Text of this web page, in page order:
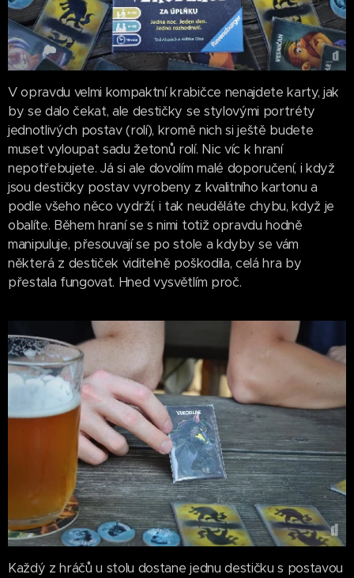
V opravdu velmi kompaktní krabičce nenajdete karty, jak
by se dalo čekat, ale destičky se stylovými portréty
jednotlivých postav (rolí), kromě nich si ještě budete
muset vyloupat sadu žetonů rolí. Nic víc k hraní
nepotřebujete. Já si ale dovolím malé doporučení, i když
jsou destičky postav vyrobeny z kvalitního kartonu a
podle všeho něco vydrží, i tak neuděláte chybu, když je
obalíte. Během hraní se s nimi totiž opravdu hodně
manipuluje, přesouvají se po stole a kdyby se vám
některá z destiček viditelně poškodila, celá hra by
přestala fungovat. Hned vysvětlím proč.
Každý z hráčů u stolu dostane jednu destičku s postavou